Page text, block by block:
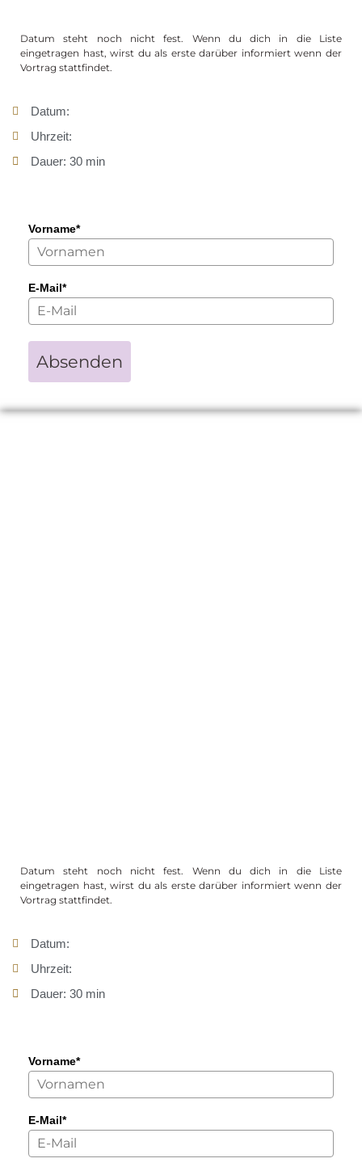
Datum steht noch nicht fest. Wenn du dich in die Liste
eingetragen hast, wirst du als erste darüber informiert wenn der
Vortrag stattfindet.
Datum:
Uhrzeit:
Dauer: 30 min
Vorname*
E-Mail*
Absenden
Datum steht noch nicht fest. Wenn du dich in die Liste
eingetragen hast, wirst du als erste darüber informiert wenn der
Vortrag stattfindet.
Datum:
Uhrzeit:
Dauer: 30 min
Vorname*
E-Mail*